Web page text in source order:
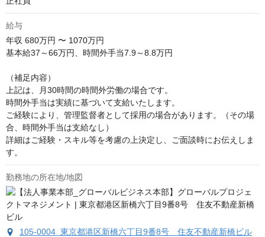
給与
年収 680万円 〜 1070万円
基本給37～66万円、時間外手当7.9～8.8万円
（補足内容）
上記は、月30時間の時間外労働の場合です。
時間外手当は実績に基づいて支給いたします。
ご経験により、管理監督者として採用の場合があります。（その場
合、時間外手当は支給なし）
詳細はご経験・スキル等を考慮の上決定し、ご面談時にお伝えしま
す。
勤務地の所在地/地図
105-0004 東京都港区新橋六丁目9番8号 住友不動産新橋ビル